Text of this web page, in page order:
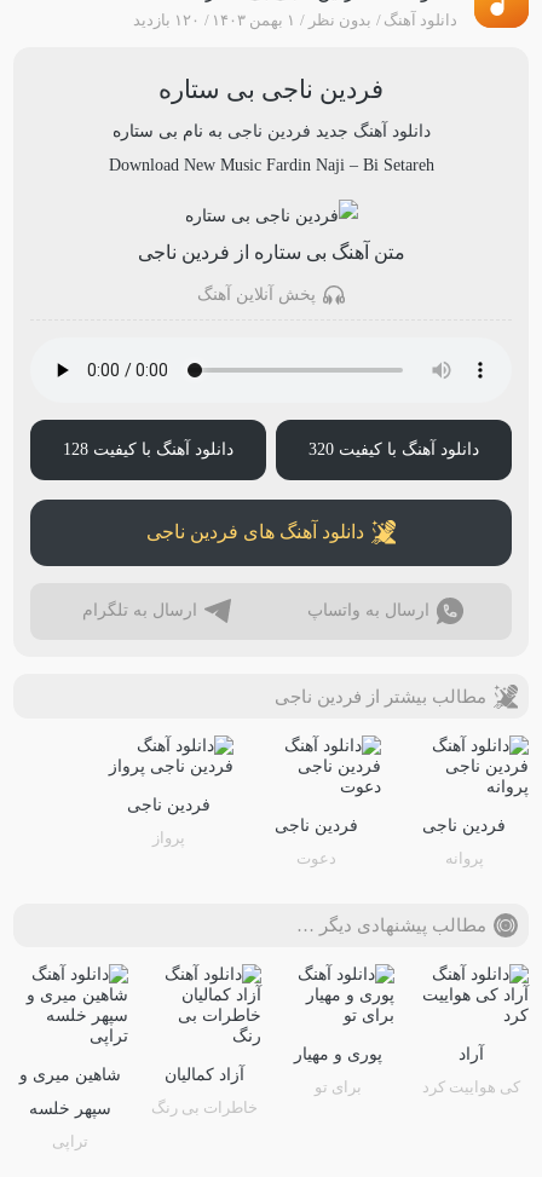
دانلود آهنگ بدون نظر ۱ بهمن ۱۴۰۳ ۱۲۰ بازدید
فردین ناجی بی ستاره
دانلود آهنگ جدید فردین ناجی به نام بی ستاره
Download New Music Fardin Naji – Bi Setareh
متن آهنگ بی ستاره از فردین ناجی
پخش آنلاین آهنگ
دانلود آهنگ با کیفیت 320 دانلود آهنگ با کیفیت 128
دانلود آهنگ های فردین ناجی
ارسال به واتساپ ارسال به تلگرام
مطالب بیشتر از فردین ناجی
فردین ناجی
پروانه
فردین ناجی
دعوت
فردین ناجی
پرواز
مطالب پیشنهادی دیگر …
آراد
کی هواییت کرد
پوری و مهیار
برای تو
آزاد کمالیان
خاطرات بی رنگ
شاهین میری و
سپهر خلسه
تراپی